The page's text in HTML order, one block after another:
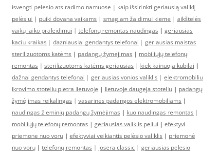
isvengti pelesio atsiradimo namuose | kaip išsirinkti geriausią valiklį
pelėsiui | puiki dovana vaikams | smagiam žaidimui kieme | aikštelės
vaikų laiko praleidimui | telefonų remontas naudingas | geriausias
kaciu kraikas | dazniausiai gendantys telefonai | geriausias maistas
sterilizuotoms katėms | padangų žymėjimas | mobiliųjų telefonų
remontas | sterilizuotoms katėms geriausias | kiek kainuoja kubilai |
dažnai gendantys telefonai | geriausias vonios valiklis | elektromobiliu
ikrovimo stoteliu pletra lietuvoje | lietuvoje daugeja stoteliu | padangų
žymėjimas reikalingas | vasarinės padangos elektromobiliams |
naudingas žieminių padangų žymėjimas | kuo naudingas remontas |
mobiliųjų telefonų remontas | geriausias valiklis peliui | efektyvi
priemone nuo voru | efektyviai veikiantis pelėsio valiklis | priemonė
nuo vorų | telefonų remontas | josera classic | geriausias pelesio